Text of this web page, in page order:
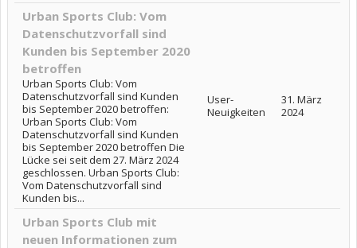
Urban Sports Club: Vom
Datenschutzvorfall sind
Kunden bis September 2020
betroffen
Urban Sports Club: Vom
Datenschutzvorfall sind Kunden
bis September 2020 betroffen:
Urban Sports Club: Vom
Datenschutzvorfall sind Kunden
bis September 2020 betroffen Die
Lücke sei seit dem 27. März 2024
geschlossen. Urban Sports Club:
Vom Datenschutzvorfall sind
Kunden bis...
User-
Neuigkeiten
31. März
2024
Urban Sports Club mit
neuen Informationen zum